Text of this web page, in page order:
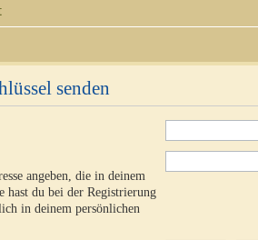
senden
angeben, die in deinem
du bei der Registrierung
in deinem persönlichen